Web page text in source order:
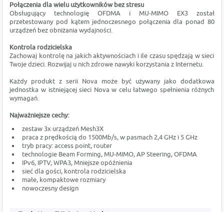
Połączenia dla wielu użytkowników bez stresu
Obsługujący technologię OFDMA i MU-MIMO EX3 został
przetestowany pod kątem jednoczesnego połączenia dla ponad 80
urządzeń bez obniżania wydajności.
Kontrola rodzicielska
Zachowaj kontrolę na jakich aktywnościach i ile czasu spędzają w sieci
Twoje dzieci. Rozwijaj u nich zdrowe nawyki korzystania z Internetu.
Każdy produkt z serii Nova może być używany jako dodatkowa
jednostka w istniejącej sieci Nova w celu łatwego spełnienia różnych
wymagań.
Najważniejsze cechy:
zestaw 3x urządzeń Mesh3X
praca z prędkością do 1500Mb/s, w pasmach 2,4 GHz i 5 GHz
tryb pracy: access point, router
technologie Beam Forming, MU-MIMO, AP Steering, OFDMA
IPv6, IPTV, WPA3, Mniejsze opóźnienia
sieć dla gości, kontrola rodzicielska
małe, kompaktowe rozmiary
nowoczesny design